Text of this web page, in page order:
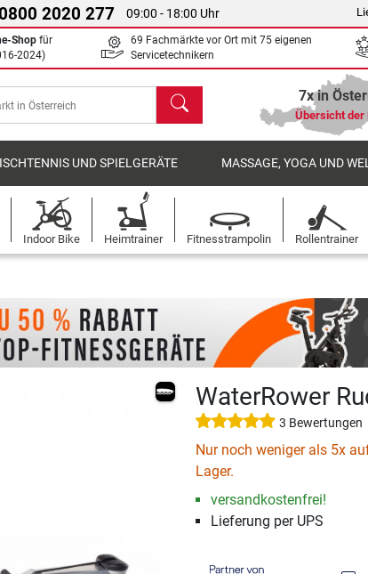
2020 277 09:00 - 18:00 Uhr
Shop für
2024)
69 Fachmärkte vor Ort mit 75 eigenen
Servicetechnikern
Suchen 7x in
Übersicht der
UND SPIELGERÄTE MASSAGE, YOGA UND
Indoor Bike Heimtrainer Fitnesstrampolin Rollentrainer
WaterRower
3 Bewertungen
Nur noch weniger als 5x
Lager.
versandkostenfrei!
Lieferung per UPS